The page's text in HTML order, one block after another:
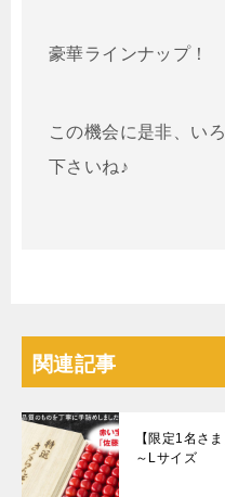
豪華ラインナップ！
この機会に是非、い
下さいね♪
関連記事
【限定1名さ
～Lサイズ